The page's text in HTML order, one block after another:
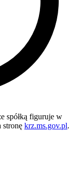
spółką figuruje w
stronę krz.ms.gov.pl.